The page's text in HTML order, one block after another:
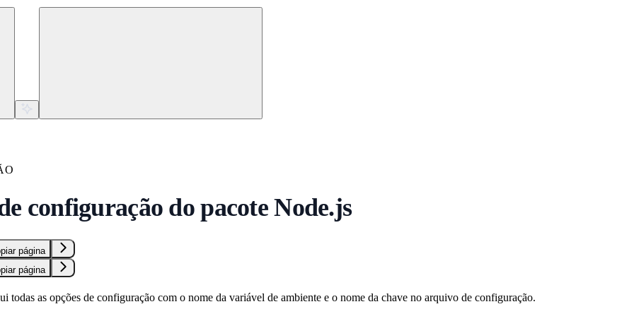
configuração do pacote Node.js
página
página
todas as opções de configuração com o nome da variável de ambiente e o nome da chave no arquivo de configuração.